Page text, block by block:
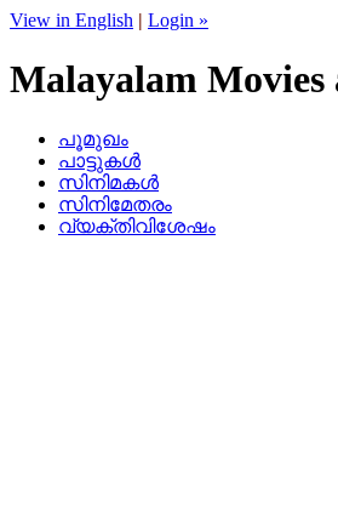
View in English | Login »
Malayalam Movies
പൂമുഖം
പാട്ടുകള്‍
സിനിമകള്‍
സിനിമേതരം
വ്യക്തിവിശേഷം